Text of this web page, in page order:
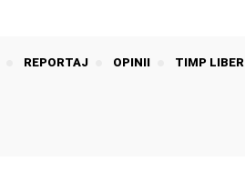
REPORTAJ OPINII TIMP LIBER